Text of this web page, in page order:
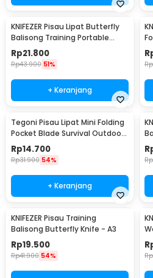
KNIFEZER Pisau Lipat Butterfly
Balisong Training Portable
Knife - C28
Rp21.800
Rp43.900 51%
+ Keranjang
Rp
Tegoni Pisau Lipat Mini Folding
Pocket Blade Survival Outdoor
Knife - EO02732
Rp14.700
Rp31.900 54%
+ Keranjang
Rp
KNIFEZER Pisau Training
Balisong Butterfly Knife - A3
Rp19.500
Rp41.900 54% Rp